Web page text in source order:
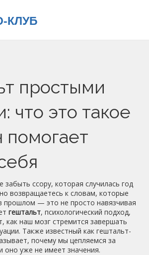
простыми
что это такое
помогает
ссору, которая случилась год
возвращаетесь к словам, которые
прошлом — это не просто навязчивая
гештальт, психологический подход,
как наш мозг стремится завершать
. Также известный как гештальт-
почему мы цепляемся за
оно уже не имеет значения.